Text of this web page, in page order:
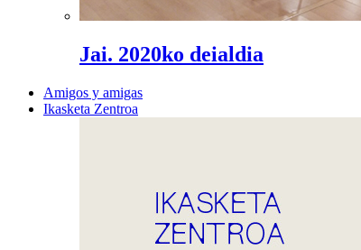
Jai. 2020ko deialdia
Amigos y amigas
Ikasketa Zentroa